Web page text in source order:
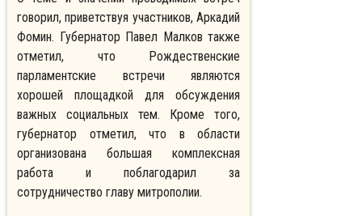
говорил, приветствуя участников, Аркадий
Фомин. Губернатор Павел Малков также
отметил, что Рождественские
парламентские встречи являются
хорошей площадкой для обсуждения
важных социальных тем. Кроме того,
губернатор отметил, что в области
организована большая комплексная
работа и поблагодарил за
сотрудничество главу митрополии.